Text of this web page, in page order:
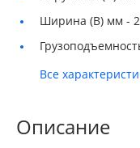
Ширина (B) мм -
Все
Описание